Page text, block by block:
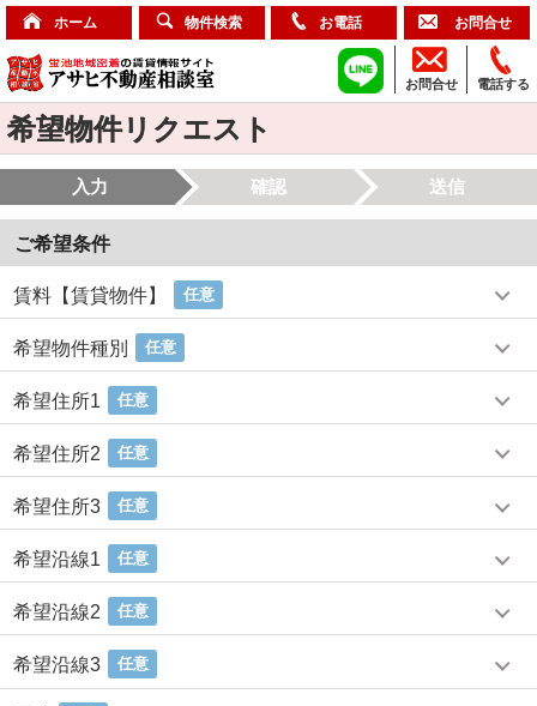
ホーム 物件検索 お電話 お問合せ
電話する
お問合せ
希望物件リクエスト
入力 確認 送信
ご希望条件
賃料【賃貸物件】 任意
希望物件種別 任意
希望住所1 任意
希望住所2 任意
希望住所3 任意
希望沿線1 任意
希望沿線2 任意
希望沿線3 任意